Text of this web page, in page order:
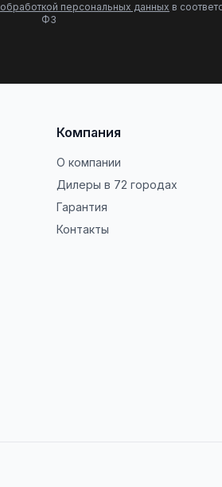
обработкой персональных данных в
ФЗ
Компания
О компании
Дилеры в 72 городах
Гарантия
Контакты